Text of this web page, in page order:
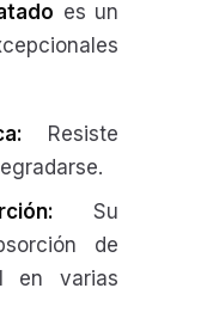
es un
Resiste
Su
de
en varias